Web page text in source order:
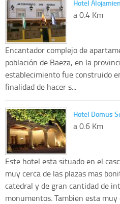
Hotel
a 0.4 Km
Encantador complejo de
población de Baeza, en la
establecimiento fue construido
finalidad de hacer s...
Hotel Domus
a 0.6 Km
Este hotel esta situado en el
muy cerca de las plazas mas
catedral y de gran cantidad de
monumentos. Tambien esta muy